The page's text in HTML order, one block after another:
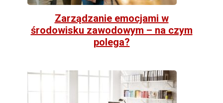
Zarządzanie emocjami w
środowisku zawodowym – na czym
polega?